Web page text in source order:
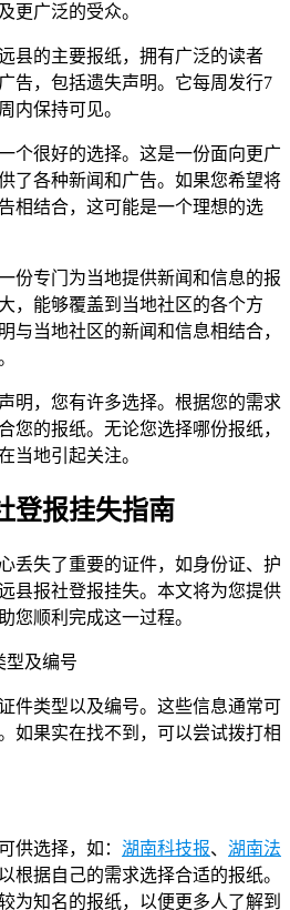
更广泛的受众。
县的主要报纸，拥有广泛的读者
告，包括遗失声明。它每周发行7
内保持可见。
个很好的选择。这是一份面向更广
了各种新闻和广告。如果您希望将
相结合，这可能是一个理想的选
份专门为当地提供新闻和信息的报
，能够覆盖到当地社区的各个方
与当地社区的新闻和信息相结合，
明，您有许多选择。根据您的需求
您的报纸。无论您选择哪份报纸，
当地引起关注。
登报挂失指南
丢失了重要的证件，如身份证、护
县报社登报挂失。本文将为您提供
您顺利完成这一过程。
型及编号
件类型以及编号。这些信息通常可
如果实在找不到，可以尝试拨打相
供选择，如： 湖南科技报、 湖南法
根据自己的需求选择合适的报纸。
为知名的报纸，以便更多人了解到